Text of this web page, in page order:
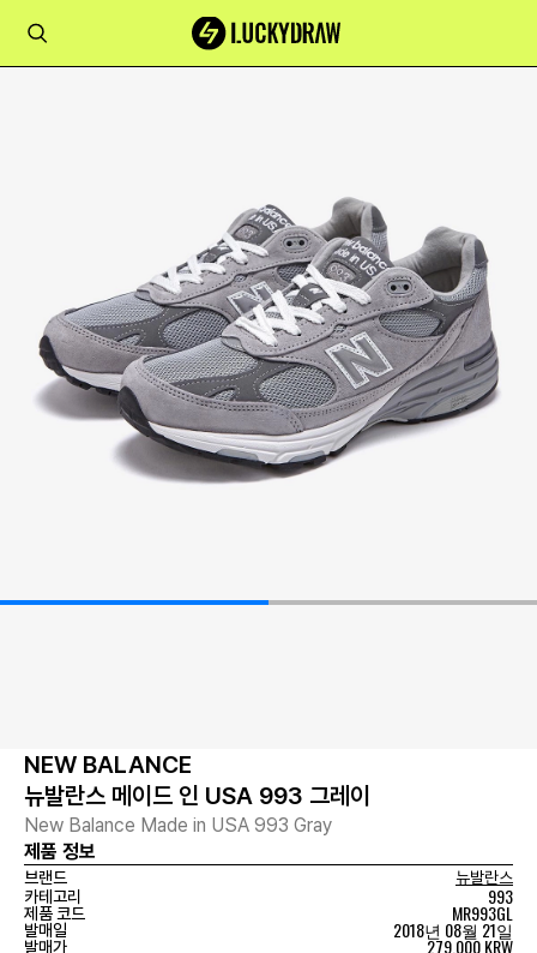
NEW BALANCE
뉴발란스 메이드 인 USA 993 그레이
New Balance Made in USA 993 Gray
제품 정보
브랜드
뉴발란스
카테고리
993
제품 코드 MR993GL
발매일 2018년 08월 21일
발매가 279,000 KRW